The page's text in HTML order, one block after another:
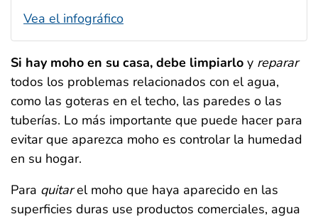
Vea el infográfico
Si hay moho en su casa, debe limpiarlo y reparar
todos los problemas relacionados con el agua,
como las goteras en el techo, las paredes o las
tuberías. Lo más importante que puede hacer para
evitar que aparezca moho es controlar la humedad
en su hogar.
Para quitarel moho que haya aparecido en las
superficies duras use productos comerciales, agua